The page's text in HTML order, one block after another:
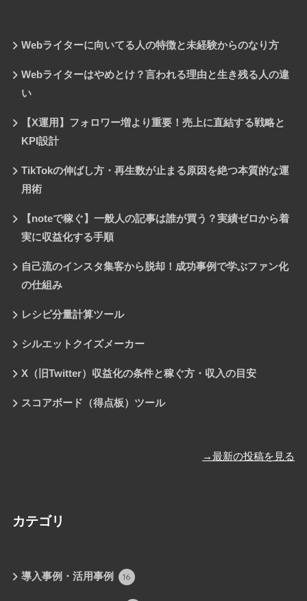
Webライターに向いてる人の特徴と未経験からのなり方
Webライターはやめとけ？言われる理由と生き残る人の違
い
【X運用】フォロワー増より重要！売上に直結する戦略と
KPI設計
TikTokの伸ばし方・再生数が止まる原因を絶つ本質的な運
用術
【noteで稼ぐ】一般人の記事は誰が買う？実績ゼロから着
実に収益化する手順
自己流のインスタ集客から脱却！成功事例で学ぶファン化
の仕組み
レシピ分量計算ツール
シルエットクイズメーカー
X（旧Twitter）収益化の条件と稼ぐ方・収入の目安
スコアボード（得点板）ツール
→最新の投稿を見る
カテゴリ
導入事例・活用事例 16